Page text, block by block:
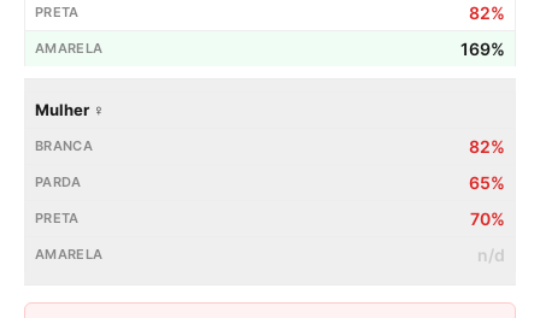
82%
169%
Mulher ♀
82%
65%
70%
n/d